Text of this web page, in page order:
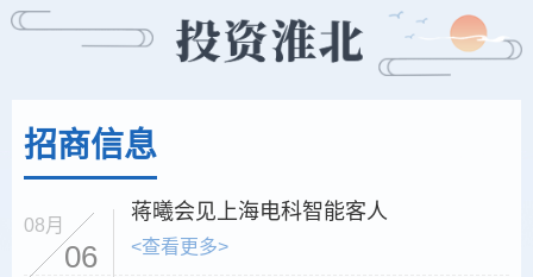
招商信息
08月
06
蒋曦会见上海电科智能客人
<查看更多>